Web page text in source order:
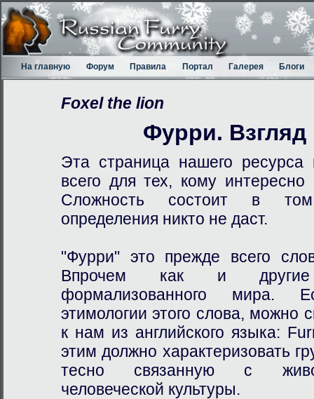
На главную Форум Правила Портал Галерея Блоги
Foxel the lion
Фурри. Взгляд
Эта страница нашего ресурса
всего для тех, кому
Сложность состоит в
определения никто не даст.
"Фурри" это прежде всего
Впрочем как и другие
формализованного мира.
этимологии этого слова, можно
к нам из английского языка:
этим должно характеризовать
тесно связанную с
человеческой культуры.